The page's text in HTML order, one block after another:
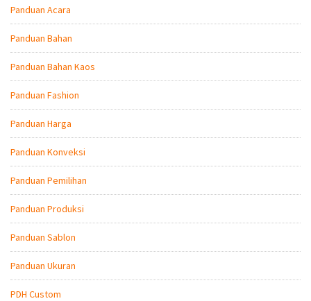
Panduan Acara
Panduan Bahan
Panduan Bahan Kaos
Panduan Fashion
Panduan Harga
Panduan Konveksi
Panduan Pemilihan
Panduan Produksi
Panduan Sablon
Panduan Ukuran
PDH Custom